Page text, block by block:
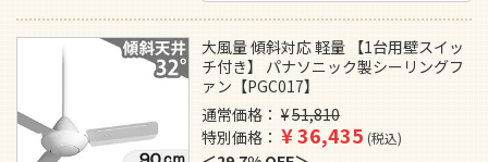
大風量 傾斜対応 軽量 【1台用壁スイッ
チ付き】 パナソニック製シーリングフ
ァン【PGC017】
通常価格
¥51,810
特別価格
¥36,435 税込